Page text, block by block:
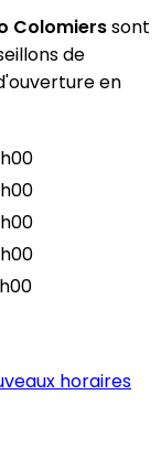
Colomierssont
de
en
horaires